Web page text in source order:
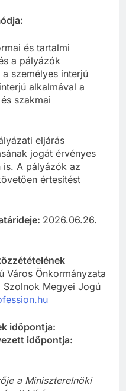
és tartalmi
a pályázók
személyes interjú
alkalmával a
szakmai
eljárás
jogát érvényes
is. A pályázók az
értesítést
2026.06.26.
Város Önkormányzata
Szolnok Megyei Jogú
időpontja:
időpontja:
a Miniszterelnöki